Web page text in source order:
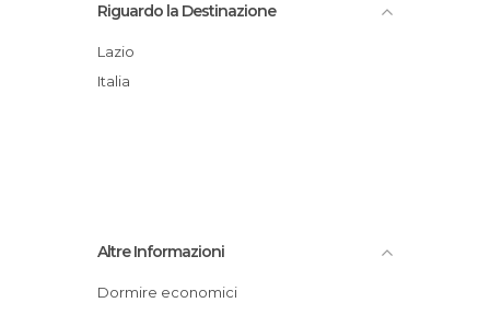
Riguardo la Destinazione
Lazio
Italia
Altre Informazioni
Dormire economici